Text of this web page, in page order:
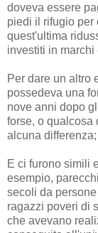
doveva essere
piedi il rifugio per
quest'ultima
investiti in marchi
Per dare un altro
possedeva una
nove anni dopo
forse, o qualcosa
alcuna
E ci furono simili
esempio,
secoli da
ragazzi poveri di
che avevano